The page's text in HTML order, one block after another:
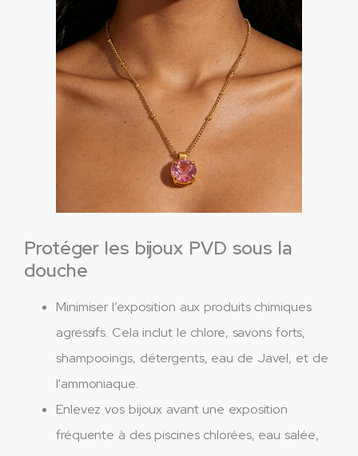
Protéger les bijoux PVD sous la
douche
Minimiser l’exposition aux produits chimiques
agressifs. Cela inclut le chlore, savons forts,
shampooings, détergents, eau de Javel, et de
l'ammoniaque.
Enlevez vos bijoux avant une exposition
fréquente à des piscines chlorées, eau salée,